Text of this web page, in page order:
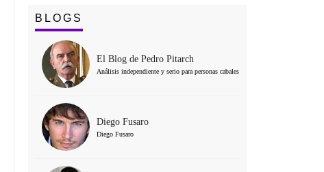
BLOGS
El Blog de Pedro Pitarch
Análisis independiente y serio para personas cabales
Diego Fusaro
Diego Fusaro